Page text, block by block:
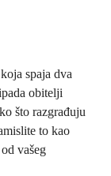
spaja dva
obitelji
što razgrađuju
to kao
vašeg